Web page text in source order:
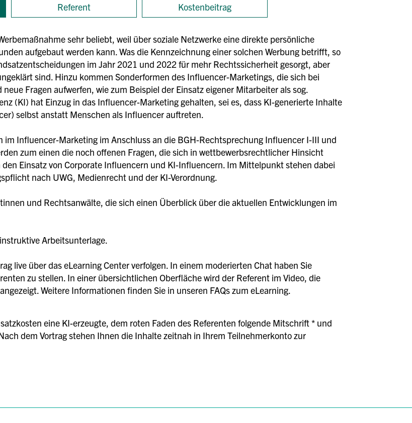
Referent Kostenbeitrag
sehr beliebt, weil über soziale Netzwerke eine direkte persönliche
aufgebaut werden kann. Was die Kennzeichnung einer solchen Werbung betrifft, so
im Jahr 2021 und 2022 für mehr Rechtssicherheit gesorgt, aber
sind. Hinzu kommen Sonderformen des Influencer-Marketings, die sich bei
Fragen aufwerfen, wie zum Beispiel der Einsatz eigener Mitarbeiter als sog.
(KI) hat Einzug in das Influencer-Marketing gehalten, sei es, dass KI-generierte Inhalte
selbst anstatt Menschen als Influencer auftreten.
im Influencer-Marketing im Anschluss an die BGH-Rechtsprechung Influencer I-III und
zum einen die noch offenen Fragen, die sich in wettbewerbsrechtlicher Hinsicht
Einsatz von Corporate Influencern und KI-Influencern. Im Mittelpunkt stehen dabei
nach UWG, Medienrecht und der KI-Verordnung.
und Rechtsanwälte, die sich einen Überblick über die aktuellen Entwicklungen im
Arbeitsunterlage.
live über das eLearning Center verfolgen. In einem moderierten Chat haben Sie
zu stellen. In einer übersichtlichen Oberfläche wird der Referent im Video, die
Weitere Informationen finden Sie in unseren FAQs zum eLearning.
eine KI-erzeugte, dem roten Faden des Referenten folgende Mitschrift * und
dem Vortrag stehen Ihnen die Inhalte zeitnah in Ihrem Teilnehmerkonto zur